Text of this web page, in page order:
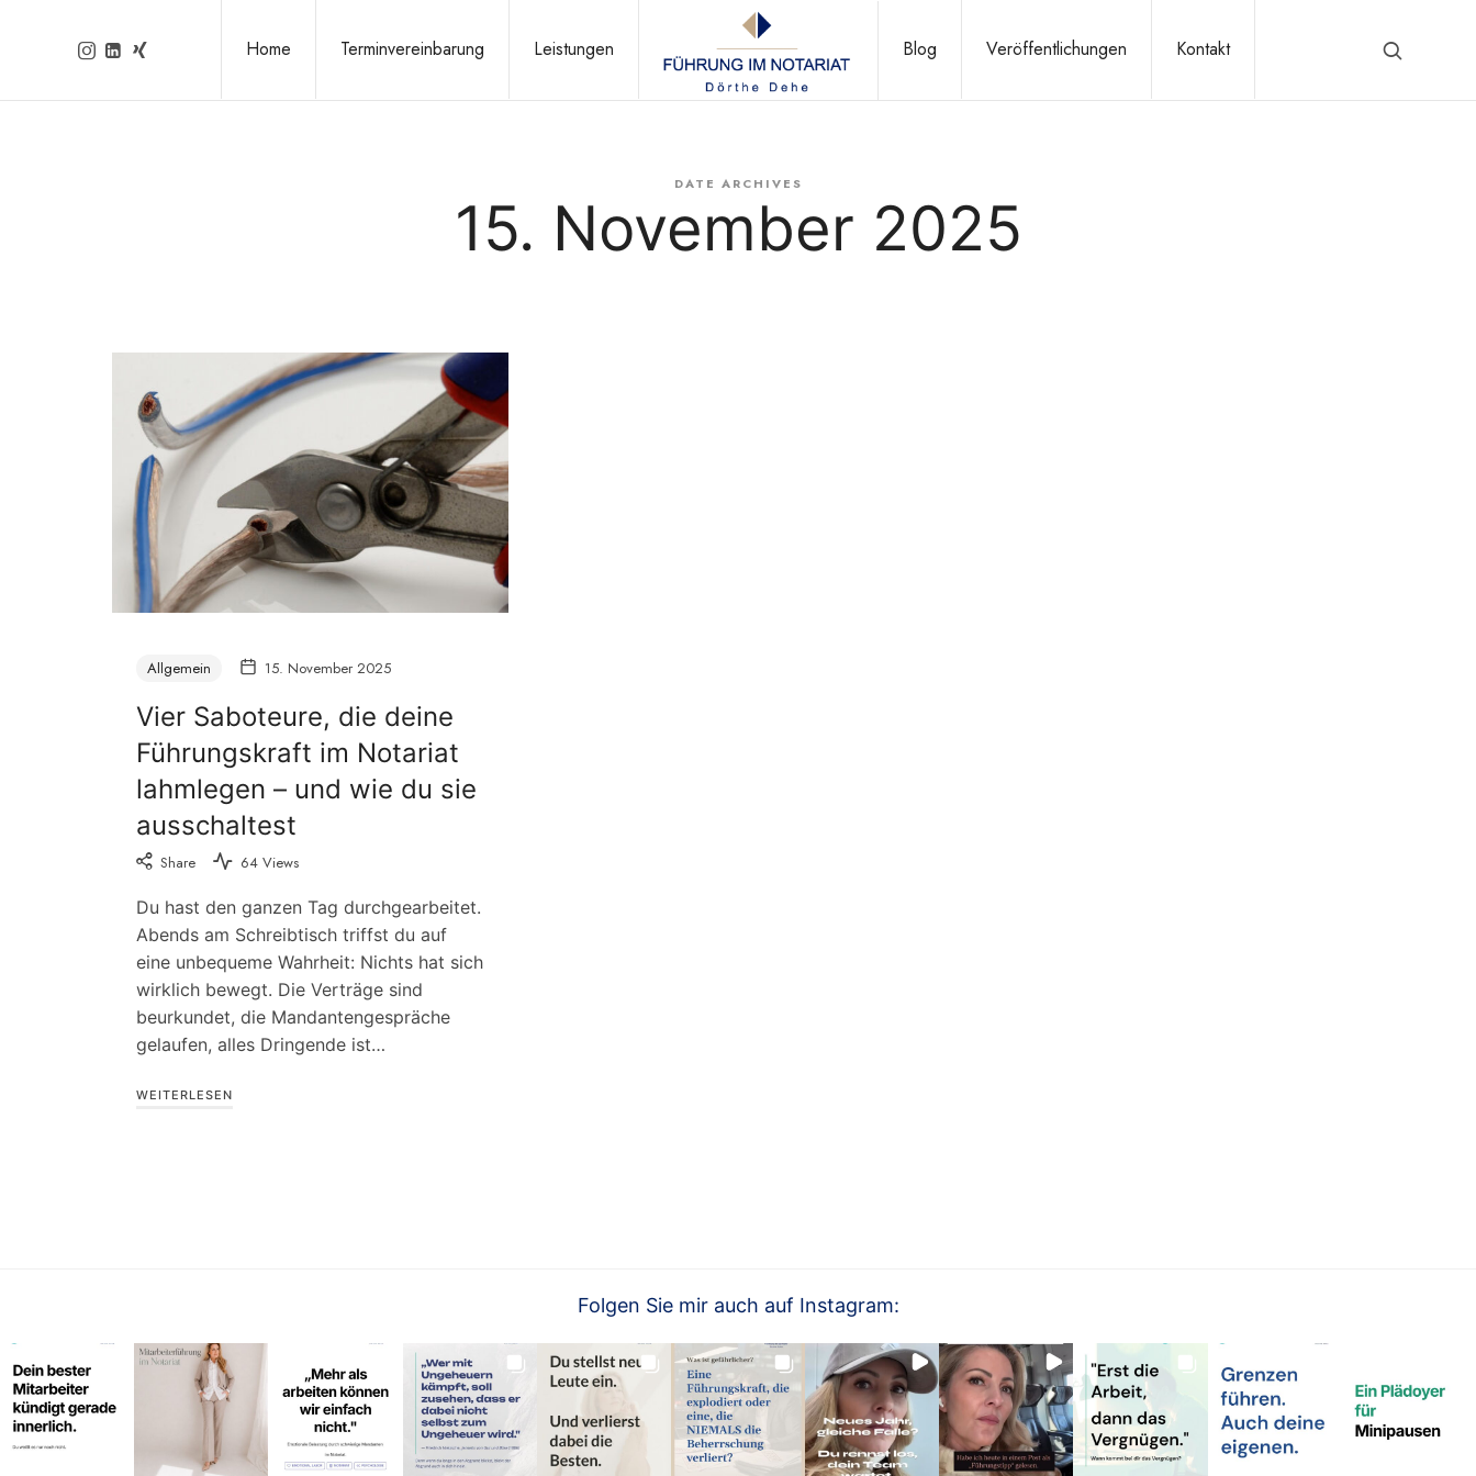
Home Terminvereinbarung Leistungen FÜHRUNG
NOTARIAT
Blog Veröffentlichungen Kontakt
DATE ARCHIVES
15. November 2025
Allgemein 15. November 2025
Vier Saboteure, die deine
Führungskraft im Notariat
lahmlegen – und wie du sie
ausschaltest
Share 64 Views
Du hast den ganzen Tag durchgearbeitet.
Abends am Schreibtisch triffst du auf
eine unbequeme Wahrheit: Nichts hat sich
wirklich bewegt. Die Verträge sind
beurkundet, die Mandantengespräche
gelaufen, alles Dringende ist…
WEITERLESEN
Folgen Sie mir auch auf Instagram: